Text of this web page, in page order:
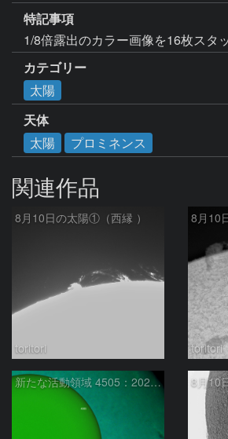
特記事項
1/8倍露出のカラー画像を16枚スタ
カテゴリー
太陽
天体
太陽
プロミネンス
関連作品
8月10日の太陽①（西縁 ）
toritori
8月10
toritori
新たな活動領域 4505：2026/08/10 8月10